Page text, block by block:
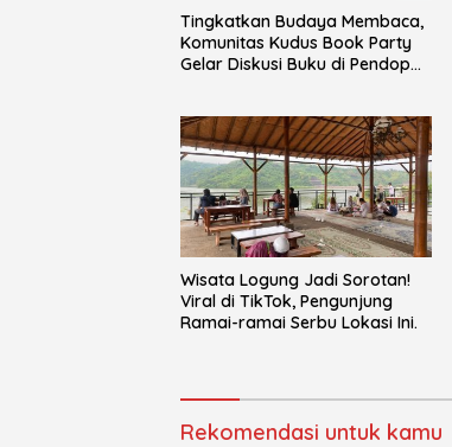
Tingkatkan Budaya Membaca,
Komunitas Kudus Book Party
Gelar Diskusi Buku di Pendopo
Wisata Logung Jadi Sorotan!
Viral di TikTok, Pengunjung
Ramai-ramai Serbu Lokasi Ini.
Rekomendasi untuk kamu